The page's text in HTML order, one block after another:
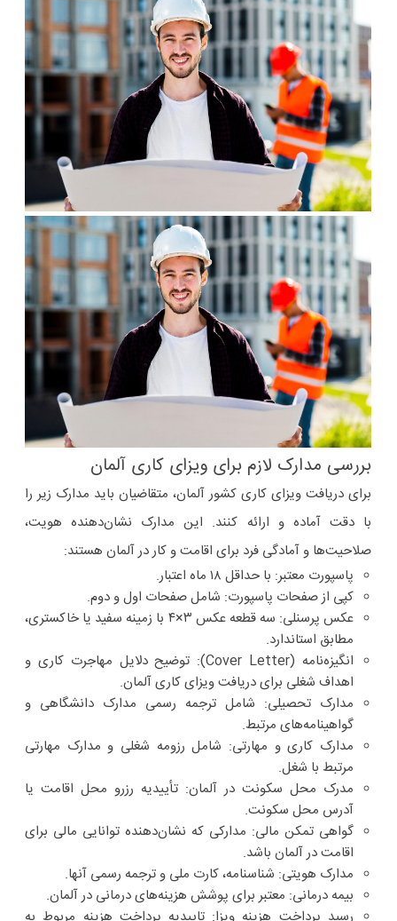
بررسی مدارک لازم برای ویزای کاری آلمان
برای دریافت ویزای کاری کشور آلمان، متقاضیان باید مدارک زیر را
با دقت آماده و ارائه کنند. این مدارک نشان‌دهنده هویت،
صلاحیت‌ها و آمادگی فرد برای اقامت و کار در آلمان هستند:
پاسپورت معتبر: با حداقل ۱۸ ماه اعتبار.
کپی از صفحات پاسپورت: شامل صفحات اول و دوم.
عکس پرسنلی
: سه قطعه عکس ۳×۴ با زمینه سفید یا خاکستری،
مطابق استاندارد.
انگیزه‌نامه
(Cover Letter): توضیح دلایل مهاجرت کاری و
اهداف شغلی برای دریافت ویزای کاری آلمان.
مدارک تحصیلی: شامل ترجمه رسمی مدارک دانشگاهی و
گواهینامه‌های مرتبط.
مدارک کاری و مهارتی: شامل رزومه شغلی و مدارک مهارتی
مرتبط با شغل.
مدرک محل سکونت در آلمان: تأییدیه رزرو محل اقامت یا
آدرس محل سکونت.
گواهی تمکن مالی: مدارکی که نشان‌دهنده توانایی مالی برای
اقامت در آلمان باشد.
مدارک هویتی: شناسنامه، کارت ملی و ترجمه رسمی آنها.
بیمه درمانی: معتبر برای پوشش هزینه‌های درمانی در آلمان.